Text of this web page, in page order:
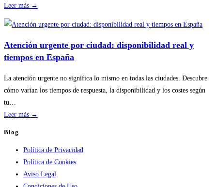
Leer más →
por
temporada
de
calderas:
Atención urgente por ciudad: disponibilidad real y
tiempos en España
La atención urgente no significa lo mismo en todas las ciudades. Descubre
cómo varían los tiempos de respuesta, la disponibilidad y los costes según
tu…
Leer más →
por
ciudad:
disponibilidad
Blog
Política de Privacidad
Política de Cookies
Aviso Legal